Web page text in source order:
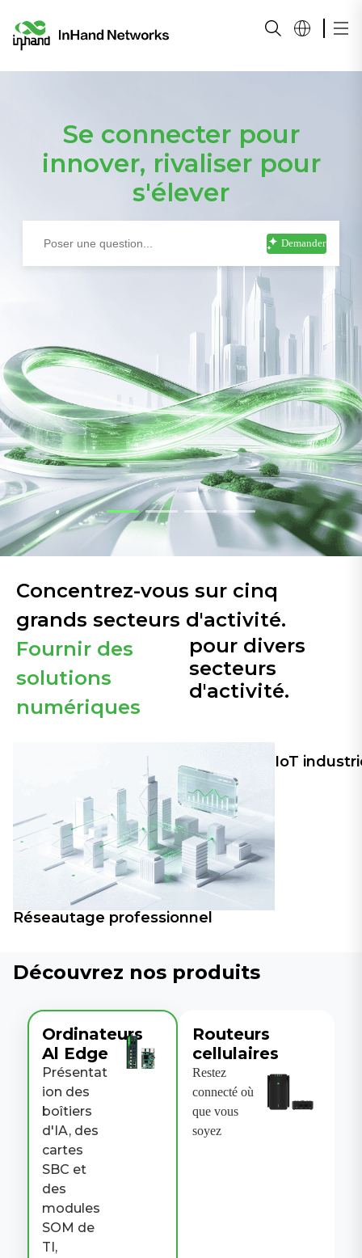
Se connecter pour
innover, rivaliser pour
s'élever
Demander
Concentrez-vous sur cinq
grands secteurs d'activité.
Fournir des
solutions
numériques
pour divers
secteurs
d'activité.
Réseautage professionnel
IoT
Découvrez nos produits
Ordinateurs
Al Edge
Présentat
ion des
boîtiers
d'IA, des
cartes
SBC et
des
modules
SOM de
TI,
Routeurs
cellulaires
Restez
connecté où
que vous
soyez